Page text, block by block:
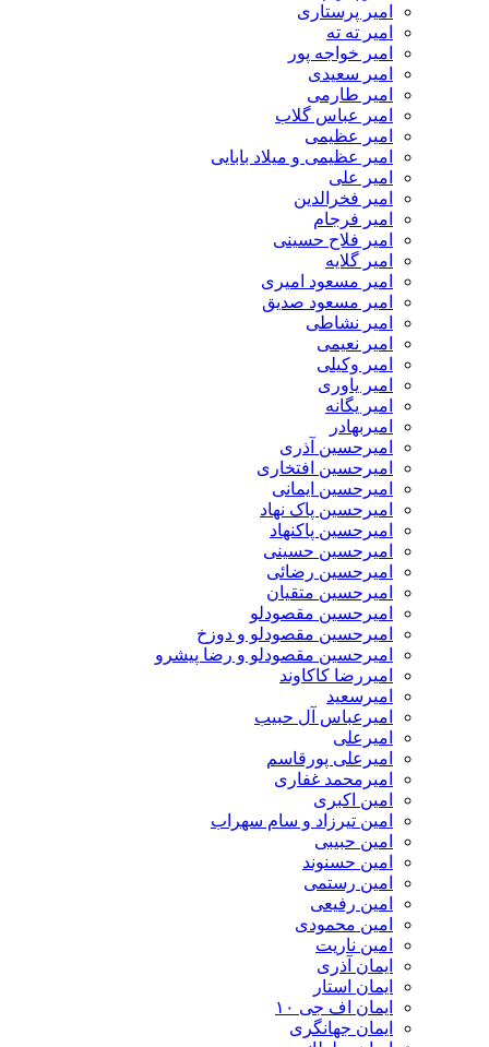
امیر پرستاری
امیر ته ته
امیر خواجه پور
امیر سعیدی
امیر طارمی
امیر عباس گلاب
امیر عظیمی
امیر عظیمی و میلاد بابایی
امیر علی
امیر فخرالدین
امیر فرجام
امیر فلاح حسینی
امیر گلایه
امیر مسعود امیری
امیر مسعود صدیق
امیر نشاطی
امیر نعیمی
امیر وکیلی
امیر یاوری
امیر یگانه
امیربهادر
امیرحسین آذری
امیرحسین افتخاری
امیرحسین ایمانی
امیرحسین پاک نهاد
امیرحسین پاکنهاد
امیرحسین حسینی
امیرحسین رضائی
امیرحسین متقیان
امیرحسین مقصودلو
امیرحسین مقصودلو و دوزخ
امیرحسین مقصودلو و رضا پیشرو
امیررضا کاکاوند
امیرسعید
امیرعباس آل حبیب
امیرعلی
امیرعلی پورقاسم
امیرمحمد غفاری
امین اکبری
امین تیرزاد و سام سهراب
امین حبیبی
امین حسنوند
امین رستمی
امین رفیعی
امین محمودی
امین ناریت
ایمان آذری
ایمان استار
ایمان اف جی ۱۰
ایمان جهانگری